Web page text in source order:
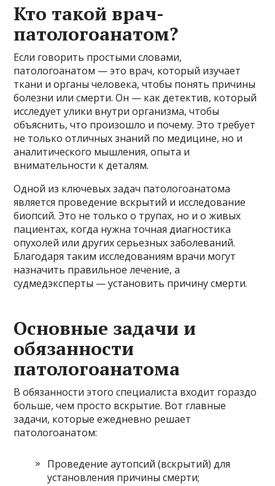
Кто такой врач-
патологоанатом?
Если говорить простыми словами,
патологоанатом — это врач, который изучает
ткани и органы человека, чтобы понять причины
болезни или смерти. Он — как детектив, который
исследует улики внутри организма, чтобы
объяснить, что произошло и почему. Это требует
не только отличных знаний по медицине, но и
аналитического мышления, опыта и
внимательности к деталям.
Одной из ключевых задач патологоанатома
является проведение вскрытий и исследование
биопсий. Это не только о трупах, но и о живых
пациентах, когда нужна точная диагностика
опухолей или других серьезных заболеваний.
Благодаря таким исследованиям врачи могут
назначить правильное лечение, а
судмедэксперты — установить причину смерти.
Основные задачи и
обязанности
патологоанатома
В обязанности этого специалиста входит гораздо
больше, чем просто вскрытие. Вот главные
задачи, которые ежедневно решает
патологоанатом:
Проведение аутопсий (вскрытий) для
установления причины смерти;